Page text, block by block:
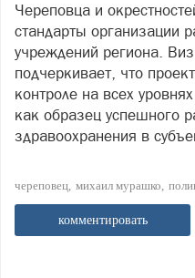
Череповца и
стандарты организации
учреждений региона.
подчеркивает, что
контроле на всех
как образец успешного
здравоохранения в
череповец михаил мурашко
комментировать